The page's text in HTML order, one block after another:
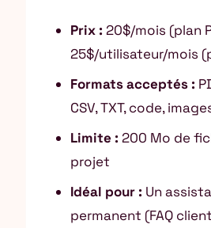
Prix : 20$/mois (plan
25$/utilisateur/mois
Formats acceptés :
CSV, TXT, code,
Limite : 200 Mo de
projet
Idéal pour : Un
permanent (FAQ